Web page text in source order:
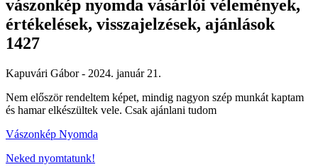
vászonkép nyomda vásárlói vélemények,
értékelések, visszajelzések, ajánlások
1427
Kapuvári Gábor - 2024. január 21.
Nem először rendeltem képet, mindig nagyon szép munkát kaptam
és hamar elkészültek vele. Csak ajánlani tudom
Vászonkép Nyomda
Neked nyomtatunk!